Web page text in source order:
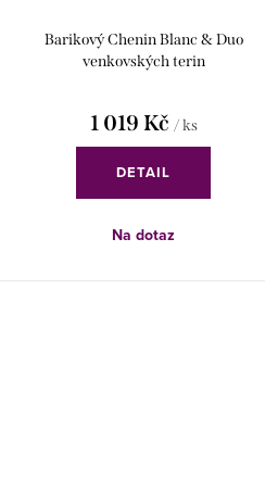
Barikový Chenin Blanc & Duo
venkovských terin
1 019 Kč / ks
DETAIL
Na dotaz